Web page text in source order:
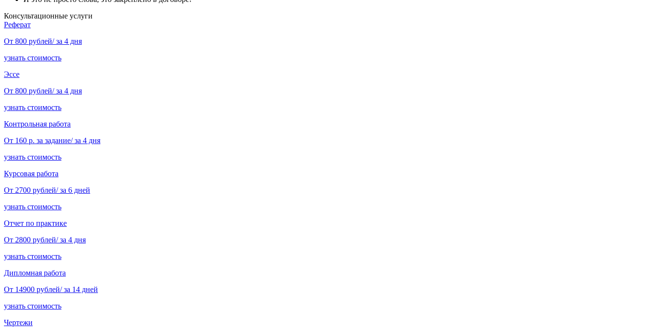
Консультационные услуги
Реферат
От 800 рублей/ за 4 дня
узнать стоимость
Эссе
От 800 рублей/ за 4 дня
узнать стоимость
Контрольная работа
От 160 р. за задание/ за 4 дня
узнать стоимость
Курсовая работа
От 2700 рублей/ за 6 дней
узнать стоимость
Отчет по практике
От 2800 рублей/ за 4 дня
узнать стоимость
Дипломная работа
От 14900 рублей/ за 14 дней
узнать стоимость
Чертежи